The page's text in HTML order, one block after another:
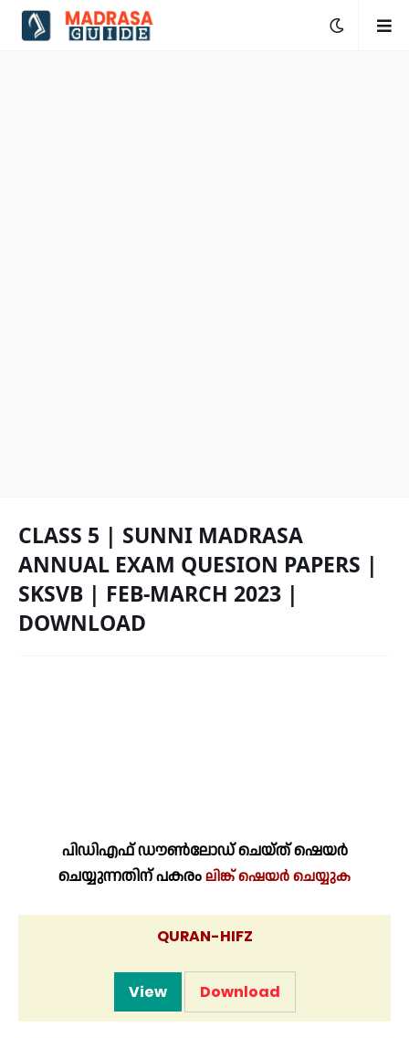
CLASS 5 | SUNNI MADRASA
ANNUAL EXAM QUESION PAPERS |
SKSVB | FEB-MARCH 2023 |
DOWNLOAD
പിഡിഎഫ് ഡൗൺലോഡ് ചെയ്ത് ഷെയർ
ചെയ്യുന്നതിന് പകരംലിങ്ക് ഷെയർ ചെയ്യുക
QURAN-HIFZ
View Download